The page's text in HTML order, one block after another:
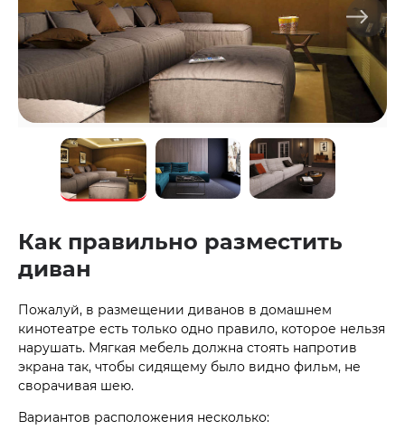
Как правильно разместить
диван
Пожалуй, в размещении диванов в домашнем
кинотеатре есть только одно правило, которое нельзя
нарушать. Мягкая мебель должна стоять напротив
экрана так, чтобы сидящему было видно фильм, не
сворачивая шею.
Вариантов расположения несколько: